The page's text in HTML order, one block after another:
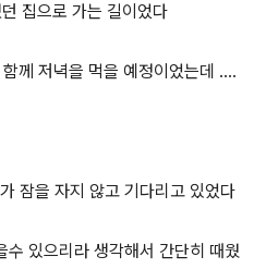
집으로 가는 길이었다
께 저녁을 먹을 예정이었는데 ....
잠을 자지 않고 기다리고 있었다
있으리라 생각해서 간단히 때웠